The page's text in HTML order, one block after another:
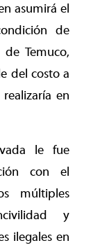
asumirá el
de
Temuco,
del costo a
en
le fue
con el
múltiples
y
ilegales en